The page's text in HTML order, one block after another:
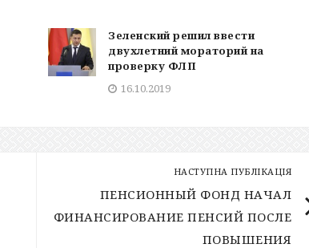
Зеленский решил ввести
двухлетний мораторий на
проверку ФЛП
16.10.2019
НАСТУПНА ПУБЛІКАЦІЯ
ПЕНСИОННЫЙ ФОНД НАЧАЛ
ФИНАНСИРОВАНИЕ ПЕНСИЙ ПОСЛЕ
ПОВЫШЕНИЯ